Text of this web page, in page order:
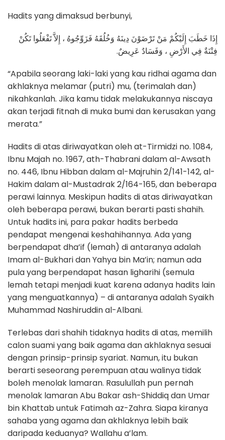
Hadits yang dimaksud berbunyi,
إِذَا خَطَبَ إِلَيْكُمْ مَنْ تَرْضَوْنَ دِينَهُ وَخُلُقَهُ فَزَوِّجُوهُ ، إِلاَّ تَفْعَلُوا تَكُنْ
فِتْنَةٌ فِي الأَرْضِ ، وَفَسَادٌ عَرِيضٌ.
“Apabila seorang laki-laki yang kau ridhai agama dan
akhlaknya melamar (putri) mu, (terimalah dan)
nikahkanlah. Jika kamu tidak melakukannya niscaya
akan terjadi fitnah di muka bumi dan kerusakan yang
merata.”
Hadits di atas diriwayatkan oleh at-Tirmidzi no. 1084,
Ibnu Majah no. 1967, ath-Thabrani dalam al-Awsath
no. 446, Ibnu Hibban dalam al-Majruhin 2/141-142, al-
Hakim dalam al-Mustadrak 2/164-165, dan beberapa
perawi lainnya. Meskipun hadits di atas diriwayatkan
oleh beberapa perawi, bukan berarti pasti shahih.
Untuk hadits ini, para pakar hadits berbeda
pendapat mengenai keshahihannya. Ada yang
berpendapat dha’if (lemah) di antaranya adalah
Imam al-Bukhari dan Yahya bin Ma’in; namun ada
pula yang berpendapat hasan ligharihi (semula
lemah tetapi menjadi kuat karena adanya hadits lain
yang menguatkannya) – di antaranya adalah Syaikh
Muhammad Nashiruddin al-Albani.
Terlebas dari shahih tidaknya hadits di atas, memilih
calon suami yang baik agama dan akhlaknya sesuai
dengan prinsip-prinsip syariat. Namun, itu bukan
berarti seseorang perempuan atau walinya tidak
boleh menolak lamaran. Rasulullah pun pernah
menolak lamaran Abu Bakar ash-Shiddiq dan Umar
bin Khattab untuk Fatimah az-Zahra. Siapa kiranya
sahaba yang agama dan akhlaknya lebih baik
daripada keduanya? Wallahu a’lam.